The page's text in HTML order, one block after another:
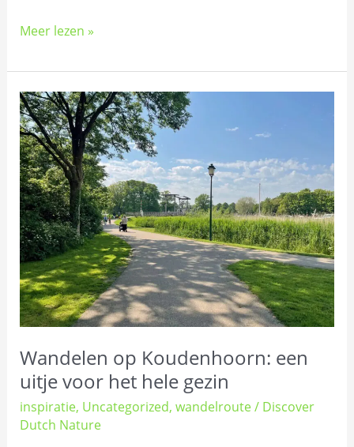
Meer lezen »
Wandelen op Koudenhoorn: een
uitje voor het hele gezin
inspiratie, Uncategorized,wandelroute/ Discover
Dutch Nature
Wandelen
op
Koudenhoorn:
een
uitje
voor
het
hele
gezin